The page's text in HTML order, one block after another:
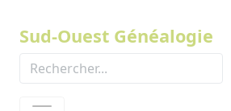
Sud-Ouest Généalogie